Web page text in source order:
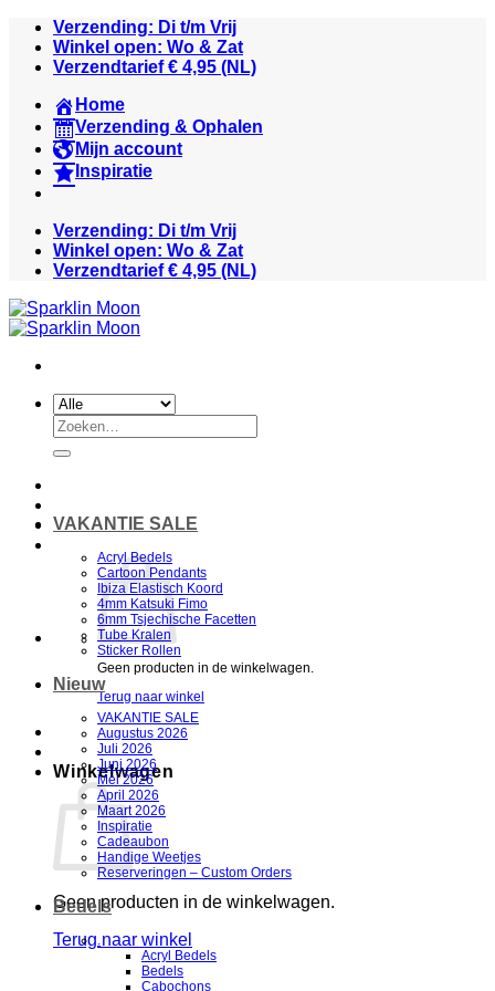
naar
inhoud
Verzending: Di t/m Vrij
Winkel open: Wo & Zat
Verzendtarief € 4,95 (NL)
Home
Verzending & Ophalen
Mijn account
Inspiratie
Verzending: Di t/m Vrij
Winkel open: Wo & Zat
Verzendtarief € 4,95 (NL)
Zoeken
naar:
Geen producten in de winkelwagen.
Terug naar winkel
Winkelwagen
Geen producten in de winkelwagen.
Terug naar winkel
VAKANTIE SALE
Acryl Bedels
Cartoon Pendants
Ibiza Elastisch Koord
4mm Katsuki Fimo
6mm Tsjechische Facetten
Tube Kralen
Sticker Rollen
Nieuw
VAKANTIE SALE
Augustus 2026
Juli 2026
Juni 2026
Mei 2026
April 2026
Maart 2026
Inspiratie
Cadeaubon
Handige Weetjes
Reserveringen – Custom Orders
Bedels
.
Acryl Bedels
Bedels
Cabochons